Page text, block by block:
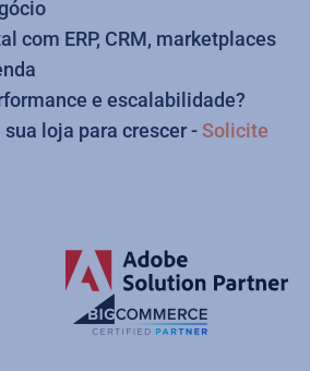
com ERP, CRM, marketplaces
e escalabilidade?
loja para crescer -Solicite